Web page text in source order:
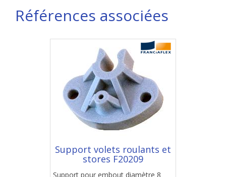
Références associées
Support volets roulants et
stores F20209
Support pour embout diamètre 8